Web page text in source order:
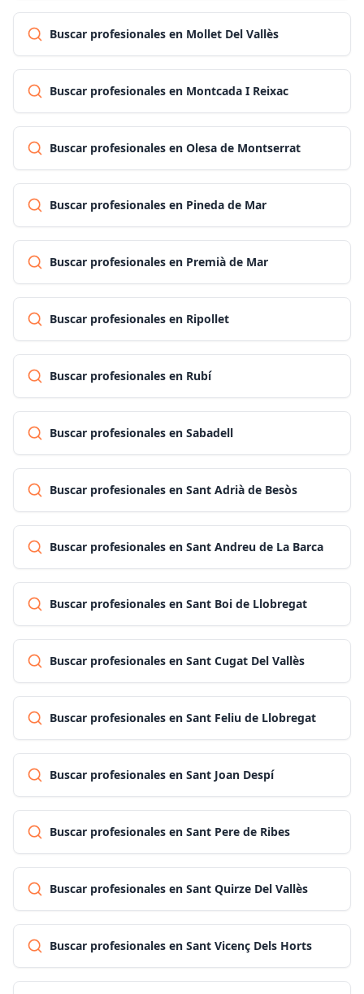
Buscar profesionales en Mollet Del Vallès
Buscar profesionales en Montcada I Reixac
Buscar profesionales en Olesa de Montserrat
Buscar profesionales en Pineda de Mar
Buscar profesionales en Premià de Mar
Buscar profesionales en Ripollet
Buscar profesionales en Rubí
Buscar profesionales en Sabadell
Buscar profesionales en Sant Adrià de Besòs
Buscar profesionales en Sant Andreu de La Barca
Buscar profesionales en Sant Boi de Llobregat
Buscar profesionales en Sant Cugat Del Vallès
Buscar profesionales en Sant Feliu de Llobregat
Buscar profesionales en Sant Joan Despí
Buscar profesionales en Sant Pere de Ribes
Buscar profesionales en Sant Quirze Del Vallès
Buscar profesionales en Sant Vicenç Dels Horts